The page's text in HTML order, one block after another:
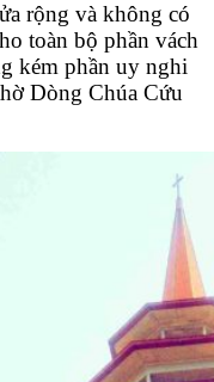
rộng và không có
toàn bộ phần vách
kém phần uy nghi
Dòng Chúa Cứu